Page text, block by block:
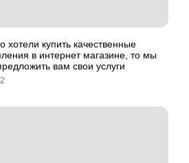
хотели купить качественные
в интернет магазине, то мы
вам свои услуги